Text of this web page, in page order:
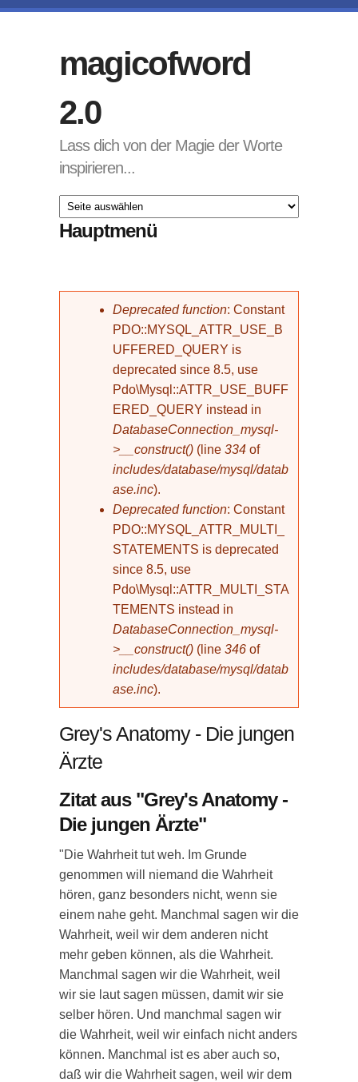
magicofword
2.0
Lass dich von der Magie der Worte
inspirieren...
Hauptmenü
Fehlermeldung
Deprecated function: Constant
PDO::MYSQL_ATTR_USE_B
UFFERED_QUERY is
deprecated since 8.5, use
Pdo\Mysql::ATTR_USE_BUFF
ERED_QUERY instead in
DatabaseConnection_mysql-
>__construct() (line 334 of
includes/database/mysql/datab
ase.inc).
Deprecated function: Constant
PDO::MYSQL_ATTR_MULTI_
STATEMENTS is deprecated
since 8.5, use
Pdo\Mysql::ATTR_MULTI_STA
TEMENTS instead in
DatabaseConnection_mysql-
>__construct() (line 346 of
includes/database/mysql/datab
ase.inc).
Grey's Anatomy - Die jungen
Ärzte
Zitat aus "Grey's Anatomy -
Die jungen Ärzte"
"Die Wahrheit tut weh. Im Grunde
genommen will niemand die Wahrheit
hören, ganz besonders nicht, wenn sie
einem nahe geht. Manchmal sagen wir die
Wahrheit, weil wir dem anderen nicht
mehr geben können, als die Wahrheit.
Manchmal sagen wir die Wahrheit, weil
wir sie laut sagen müssen, damit wir sie
selber hören. Und manchmal sagen wir
die Wahrheit, weil wir einfach nicht anders
können. Manchmal ist es aber auch so,
daß wir die Wahrheit sagen, weil wir dem